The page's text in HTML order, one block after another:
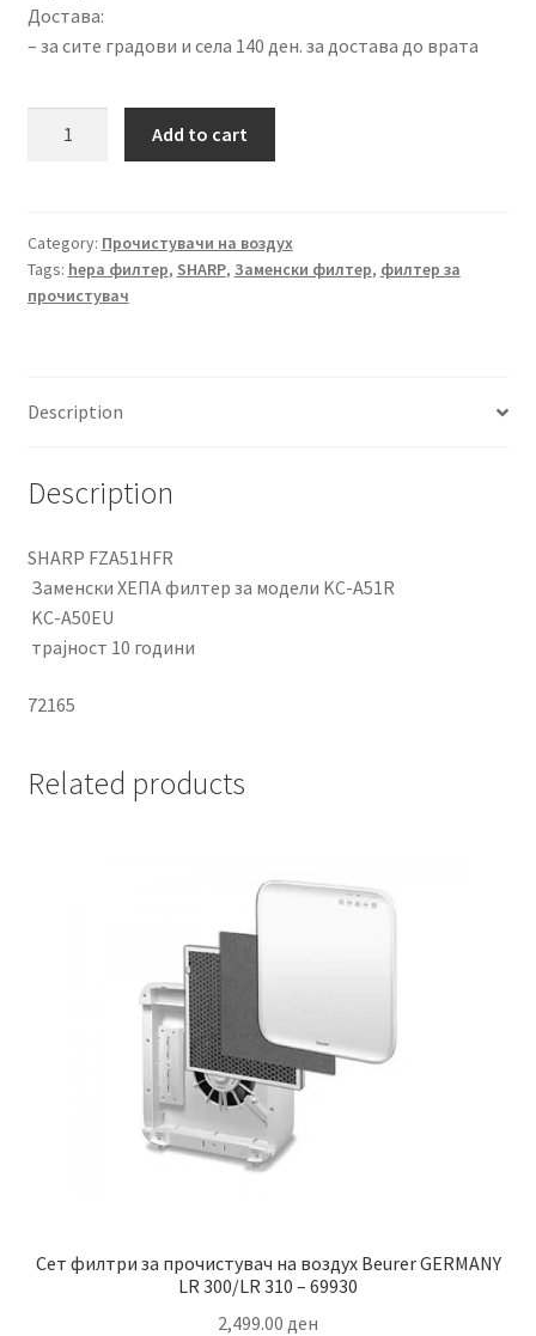
Достава:
– за сите градови и села 140 ден. за достава до врата
модели
KC-
A51R
SHARP
-
72165
Add to cart
Category: Прочистувачи на воздух
Tags: hepa филтер, SHARP, Заменски филтер, филтер за
прочистувач
Description
Description
SHARP FZA51HFR
Заменски ХЕПА филтер за модели KC-A51R
KC-A50EU
трајност 10 години
72165
Related products
Сет филтри за прочистувaч на воздух Beurer GERMANY
LR 300/LR 310 – 69930
2,499.00 ден